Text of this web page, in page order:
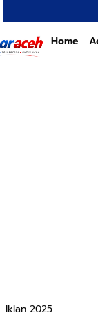
Home
Iklan 2025